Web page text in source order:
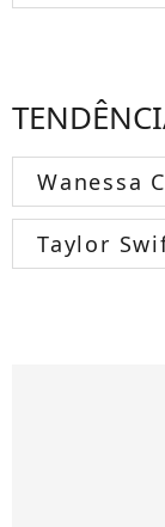
Wanessa
Taylor